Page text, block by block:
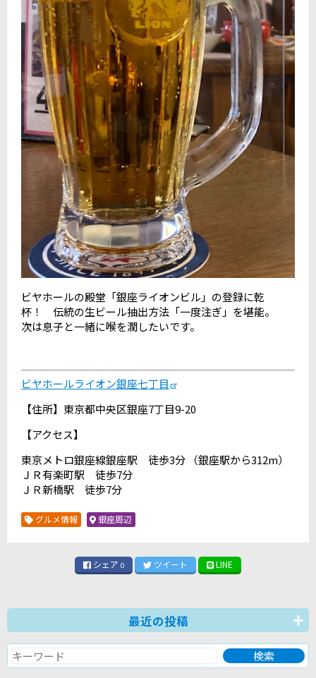
ビヤホールの殿堂「銀座ライオンビル」の登録に乾
杯！ 伝統の生ビール抽出方法「一度注ぎ」を堪能。
次は息子と一緒に喉を潤したいです。
ビヤホールライオン銀座七丁目
【住所】東京都中央区銀座7丁目9-20
【アクセス】
東京メトロ銀座線銀座駅 徒歩3分 （銀座駅から312m）
ＪＲ有楽町駅 徒歩7分
ＪＲ新橋駅 徒歩7分
グルメ情報 銀座周辺
シェア 0 ツイート LINE
最近の投稿